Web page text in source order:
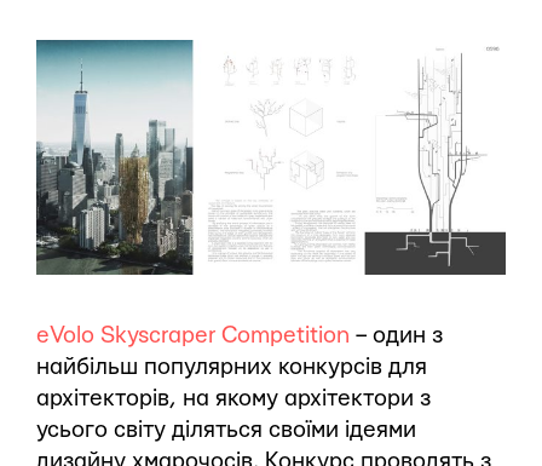
eVolo Skyscraper Competition – один з
найбільш популярних конкурсів для
архітекторів, на якому архітектори з
усього світу діляться своїми ідеями